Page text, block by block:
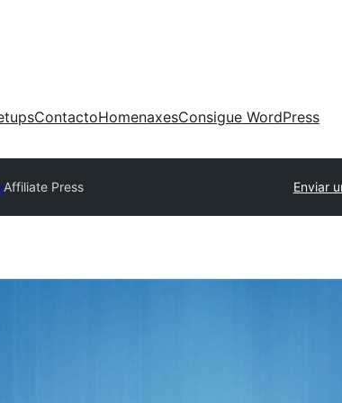
ContactoHomenaxesConsigue WordPress
Affiliate Press Enviar